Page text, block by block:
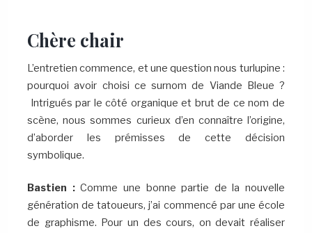
Chère chair
L’entretien commence, et une question nous turlupine :
pourquoi avoir choisi ce surnom de Viande Bleue ?
Intrigués par le côté organique et brut de ce nom de
scène, nous sommes curieux d’en connaître l’origine,
d’aborder les prémisses de cette décision
symbolique.
Bastien :Comme une bonne partie de la nouvelle
génération de tatoueurs, j’ai commencé par une école
de graphisme. Pour un des cours, on devait réaliser